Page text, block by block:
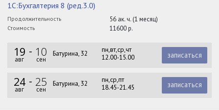
1С:Бухгалтерия 8 (ред.3.0)
Продолжительность 56 ак. ч. (1 месяц)
Стоимость 11600 р.
19
авг
10
сен
Батурина, 32
пн,вт,ср,чт
12.00-15.00
записаться
24
авг
25
сен
Батурина, 32
пн,ср,пт
18.45-21.45
записаться